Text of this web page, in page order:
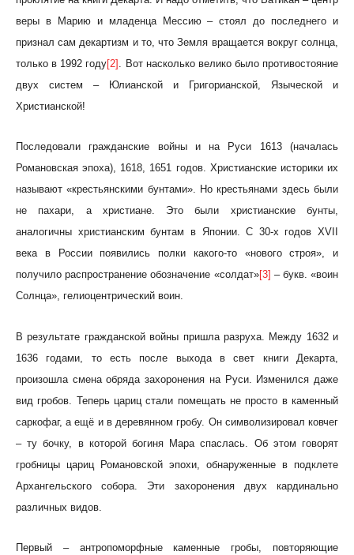
веры в Марию и младенца Мессию – стоял до последнего и
признал сам декартизм и то, что Земля вращается вокруг солнца,
только в 1992 году[2] . Вот насколько велико было противостояние
двух систем – Юлианской и Григорианской, Языческой и
Христианской!
Последовали гражданские войны и на Руси 1613 (началась
Романовская эпоха), 1618, 1651 годов. Христианские историки их
называют «крестьянскими бунтами». Но крестьянами здесь были
не пахари, а христиане. Это были христианские бунты,
аналогичны христианским бунтам в Японии. С 30-х годов XVII
века в России появились полки какого-то «нового строя», и
получило распространение обозначение «солдат»[3] – букв. «воин
Солнца», гелиоцентрический воин.
В результате гражданской войны пришла разруха. Между 1632 и
1636 годами, то есть после выхода в свет книги Декарта,
произошла смена обряда захоронения на Руси. Изменился даже
вид гробов. Теперь цариц стали помещать не просто в каменный
саркофаг, а ещё и в деревянном гробу. Он символизировал ковчег
– ту бочку, в которой богиня Мара спаслась. Об этом говорят
гробницы цариц Романовской эпохи, обнаруженные в подклете
Архангельского собора. Эти захоронения двух кардинально
различных видов.
Первый – антропоморфные каменные гробы, повторяющие